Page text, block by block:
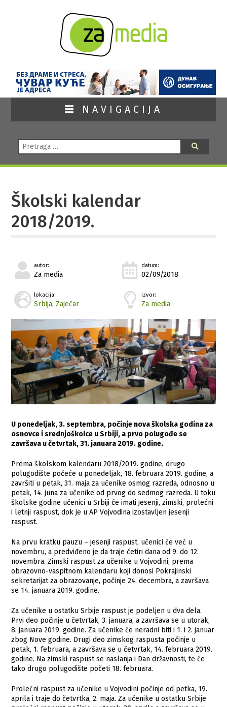
NAVIGACIJA
Pretraga:
Školski kalendar
2018/2019.
autor:
Za media
datum:
02/09/2018
lokacija:
Srbija,Zaječar
izvor:
Za media
U ponedeljak, 3. septembra, počinje nova školska godina za
osnovce i srednjoškolce u Srbiji, a prvo polugođe se
završava u četvrtak, 31. januara 2019. godine.
Prema školskom kalendaru 2018/2019. godine, drugo
polugodište počeće u ponedeljak, 18. februara 2019. godine, a
završiti u petak, 31. maja za učenike osmog razreda, odnosno u
petak, 14. juna za učenike od prvog do sedmog razreda. U toku
školske godine učenici u Srbiji će imati jesenji, zimski, prolećni
i letnji raspust, dok je u AP Vojvodina izostavljen jesenji
raspust.
Na prvu kratku pauzu – jesenji raspust, učenici će već u
novembru, a predviđeno je da traje četiri dana od 9. do 12.
novembra. Zimski raspust za učenike u Vojvodini, prema
obrazovno-vaspitnom kalendaru koji donosi Pokrajinski
sekretarijat za obrazovanje, počinje 24. decembra, a završava
se 14. januara 2019. godine.
Za učenike u ostatku Srbije raspust je podeljen u dva dela.
Prvi deo počinje u četvrtak, 3. januara, a završava se u utorak,
8. januara 2019. godine. Za učenike će neradni biti i 1. i 2. januar
zbog Nove godine. Drugi deo zimskog raspusta počinje u
petak, 1. februara, a završava se u četvrtak, 14. februara 2019.
godine. Na zimski raspust se naslanja i Dan državnosti, te će
tako drugo polugodište početi 18. februara.
Prolećni raspust za učenike u Vojvodini počinje od petka, 19.
aprila i traje do četvrtka, 2. maja. Za učenike u ostatku Srbije